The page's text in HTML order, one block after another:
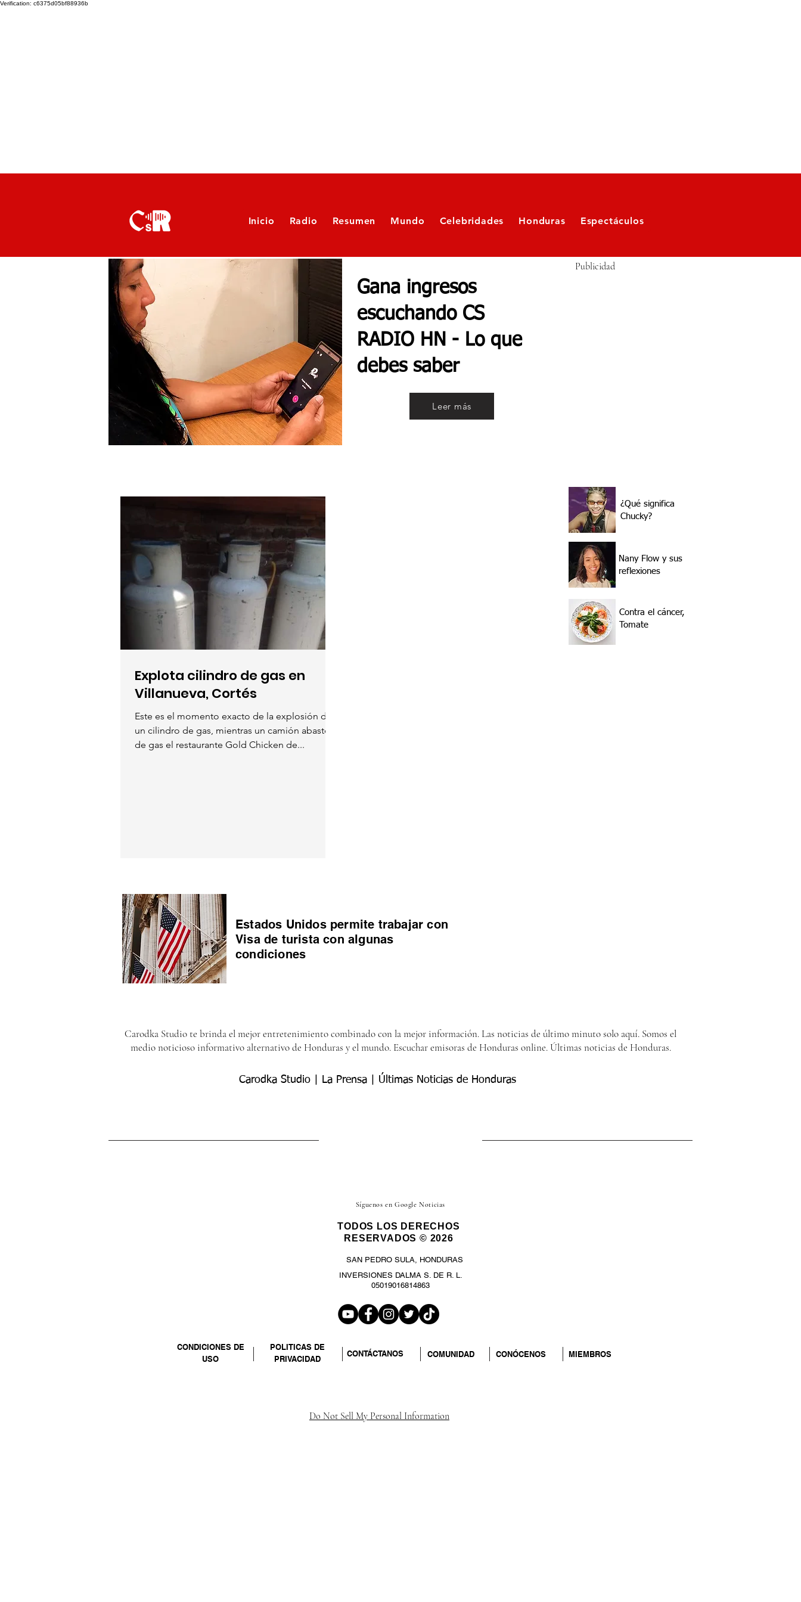
Verification: c6375d05bf88936b
Inicio Radio Resumen Mundo Celebridades Honduras Espectáculos
Gana ingresos
escuchando CS
RADIO HN - Lo que
debes saber
Leer más
Publicidad
Explota cilindro de gas en
Villanueva, Cortés
Este es el momento exacto de la explosión de
un cilindro de gas, mientras un camión abastece
de gas el restaurante Gold Chicken de...
¿Qué significa
Chucky?
Nany Flow y sus
reflexiones
Contra el cáncer,
Tomate
Estados Unidos permite trabajar con
Visa de turista con algunas
condiciones
Carodka Studio te brinda el mejor entretenimiento combinado con la mejor información. Las noticias de último minuto solo aquí. Somos el
medio noticioso informativo alternativo de Honduras y el mundo. Escuchar emisoras de Honduras online. Últimas noticias de Honduras.
Carodka Studio | La Prensa | Últimas Noticias de Honduras
Síguenos en Google Noticias
TODOS LOS DERECHOS
RESERVADOS © 2026
SAN PEDRO SULA, HONDURAS
INVERSIONES DALMA S. DE R. L.
05019016814863
CONDICIONES DE
USO
POLITICAS DE
PRIVACIDAD
CONTÁCTANOS COMUNIDAD CONÓCENOS MIEMBROS
Do Not Sell My Personal Information